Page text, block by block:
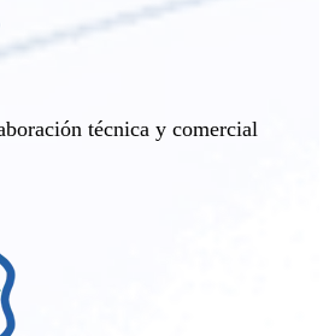
técnica y comercial